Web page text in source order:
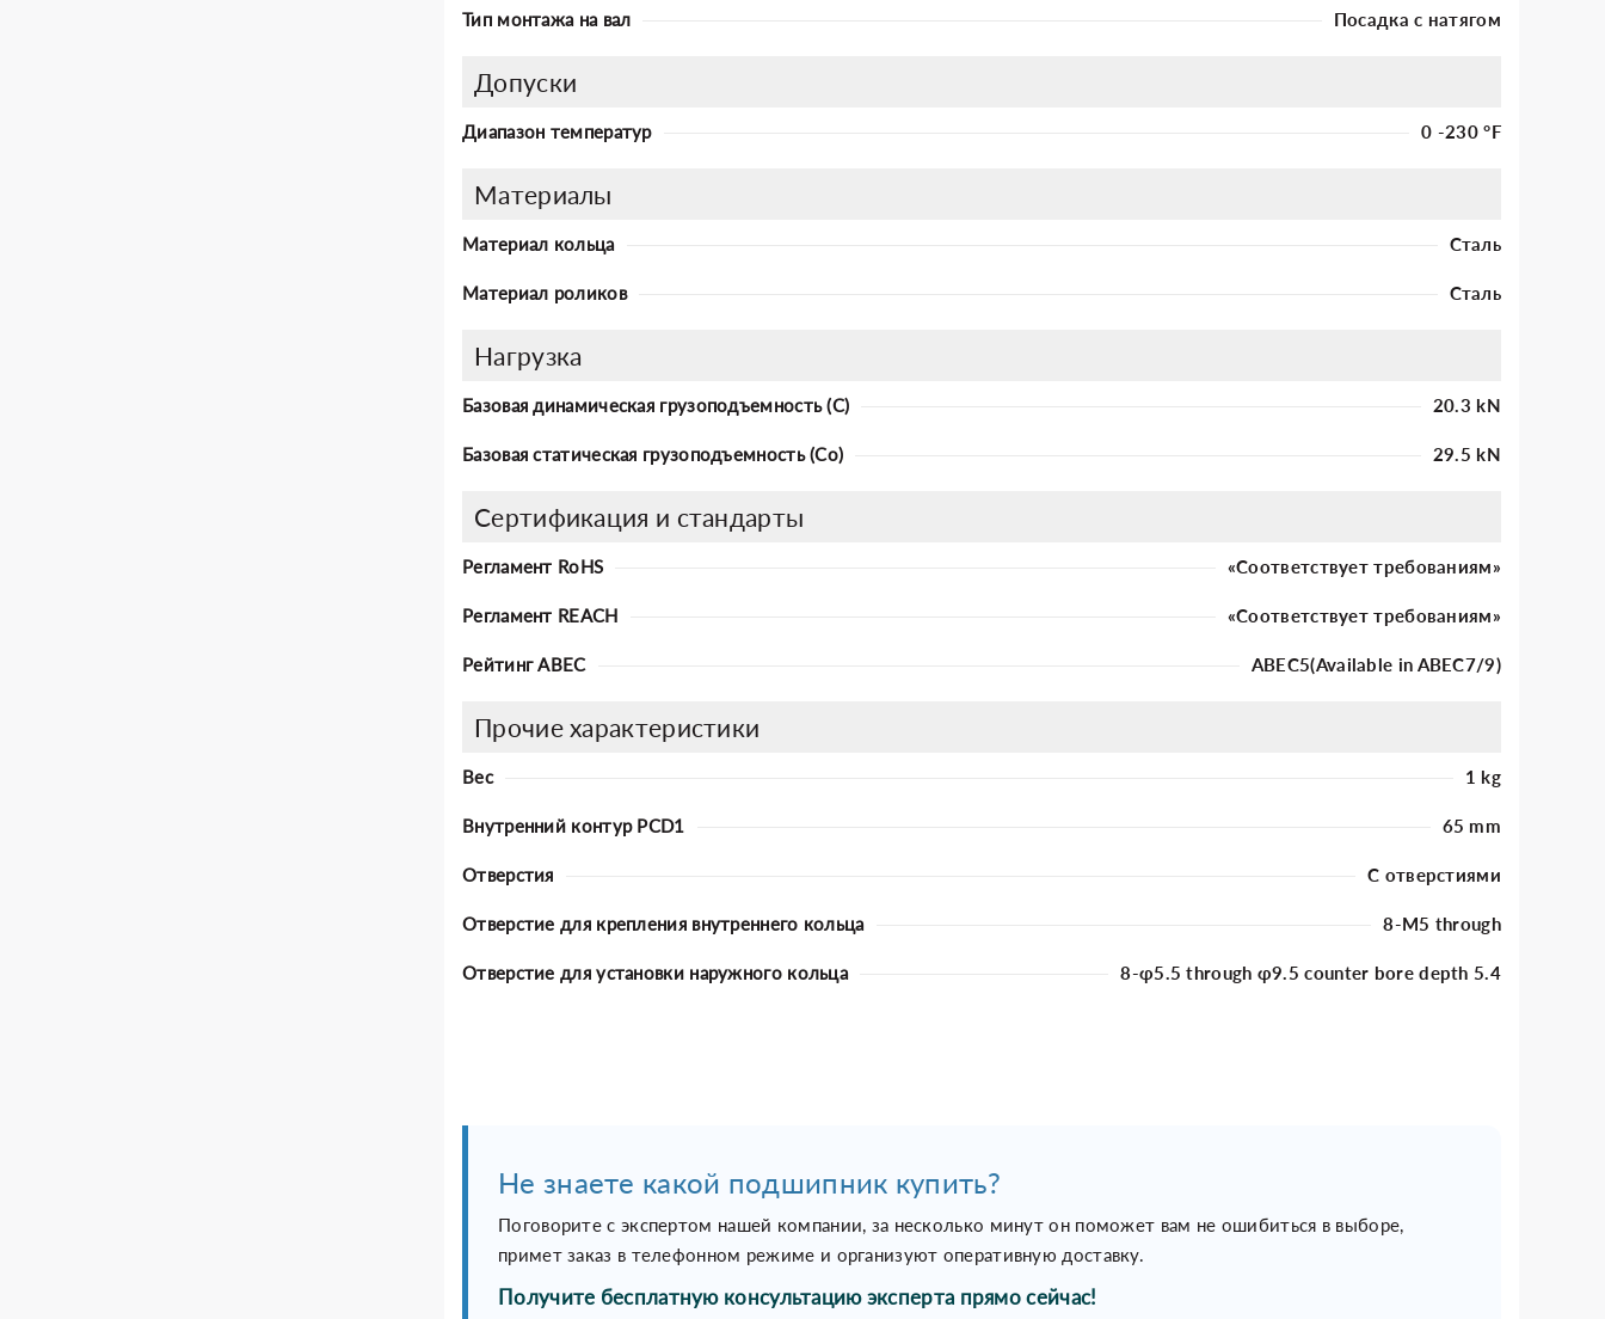
Тип монтажа на вал Посадка с натягом
Допуски
Диапазон температур 0 -230 °F
Материалы
Материал кольца Сталь
Материал роликов Сталь
Нагрузка
Базовая динамическая грузоподъемность (C) 20.3 kN
Базовая статическая грузоподъемность (Co) 29.5 kN
Сертификация и стандарты
Регламент RoHS «Соответствует требованиям»
Регламент REACH «Соответствует требованиям»
Рейтинг ABEC ABEC5(Available in ABEC7/9)
Прочие характеристики
Вес 1 kg
Внутренний контур PCD1 65 mm
Отверстия С отверстиями
Отверстие для крепления внутреннего кольца 8-M5 through
Отверстие для установки наружного кольца 8-φ5.5 through φ9.5 counter bore depth 5.4
Не знаете какой подшипник купить?
Поговорите с экспертом нашей компании, за несколько минут он поможет вам не ошибиться в выборе,
примет заказ в телефонном режиме и организуют оперативную доставку.
Получите бесплатную консультацию эксперта прямо сейчас!